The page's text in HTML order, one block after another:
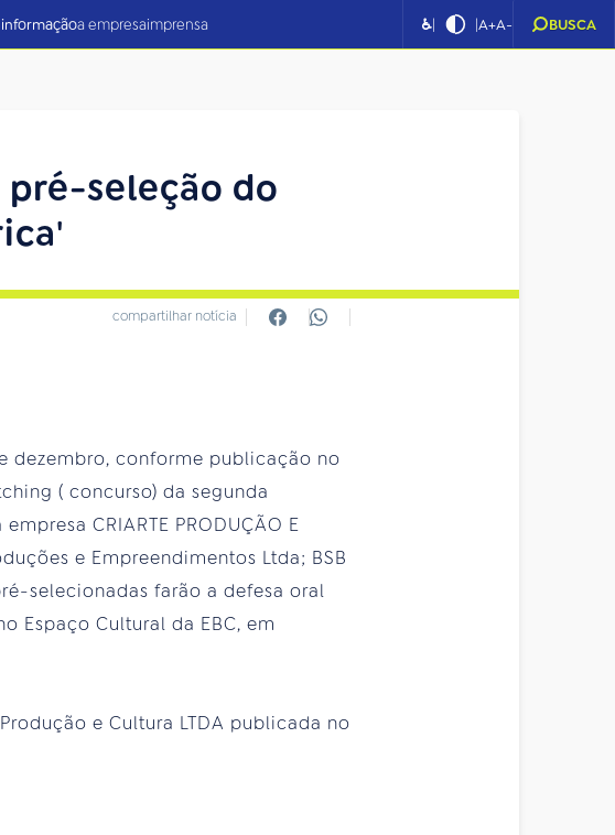
a empresaimprensa ♿| |A+A- BUSCA
seleção do
compartilhar notícia
dezembro, conforme publicação no
( concurso) da segunda
CRIARTE PRODUÇÃO E
e Empreendimentos Ltda; BSB
selecionadas farão a defesa oral
Espaço Cultural da EBC, em
e Cultura LTDA publicada no